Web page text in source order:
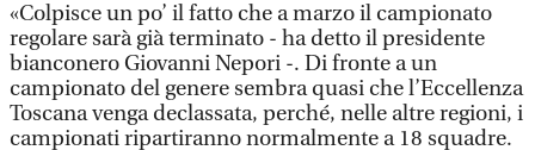
«Colpisce un po’ il fatto che a marzo il campionato
regolare sarà già terminato - ha detto il presidente
bianconero Giovanni Nepori -. Di fronte a un
campionato del genere sembra quasi che l’Eccellenza
Toscana venga declassata, perché, nelle altre regioni, i
campionati ripartiranno normalmente a 18 squadre.